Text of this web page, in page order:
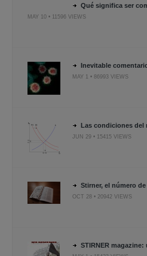
Qué significa ser
MAY 10 • 11596 VIEWS
Inevitable
MAY 1 • 86993 VIEWS
Las condiciones del
JUN 29 • 15415 VIEWS
Stirner, el número
OCT 28 • 20942 VIEWS
STIRNER